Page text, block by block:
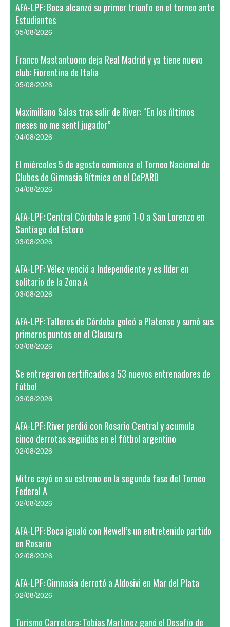
AFA-LPF: Boca alcanzó su primer triunfo en el torneo ante
Estudiantes
05/08/2026
Franco Mastantuono deja Real Madrid y ya tiene nuevo
club: Fiorentina de Italia
05/08/2026
Maximiliano Salas tras salir de River: “En los últimos
meses no me sentí jugador”
04/08/2026
El miércoles 5 de agosto comienza el Torneo Nacional de
Clubes de Gimnasia Rítmica en el CePARD
04/08/2026
AFA-LPF: Central Córdoba le ganó 1-0 a San Lorenzo en
Santiago del Estero
03/08/2026
AFA-LPF: Vélez venció a Independiente y es líder en
solitario de la Zona A
03/08/2026
AFA-LPF: Talleres de Córdoba goleó a Platense y sumó sus
primeros puntos en el Clausura
03/08/2026
Se entregaron certificados a 53 nuevos entrenadores de
fútbol
03/08/2026
AFA-LPF: River perdió con Rosario Central y acumula
cinco derrotas seguidas en el fútbol argentino
02/08/2026
Mitre cayó en su estreno en la segunda fase del Torneo
Federal A
02/08/2026
AFA-LPF: Boca igualó con Newell’s un entretenido partido
en Rosario
02/08/2026
AFA-LPF: Gimnasia derrotó a Aldosivi en Mar del Plata
02/08/2026
Turismo Carretera: Tobías Martínez ganó el Desafío de